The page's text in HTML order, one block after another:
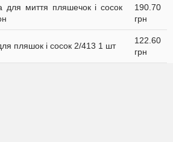
для миття пляшечок і сосок
190.70
грн
пляшок і сосок 2/413 1 шт
122.60
грн